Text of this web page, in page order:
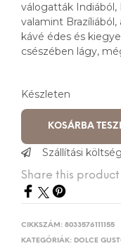
válogatták Indiából,
valamint
kávé édes és
csészében lágy,
Készleten
KOSÁRBA
Szállítási
Share this product
CIKKSZÁM: 8033576111155
KATEGÓRIÁK: DOLCE